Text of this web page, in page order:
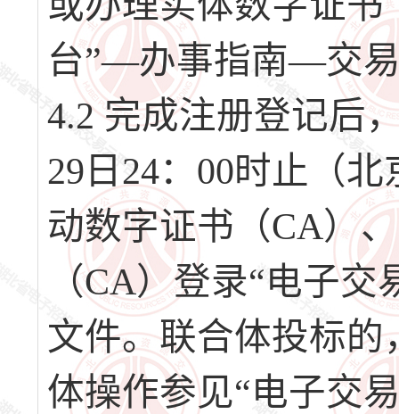
台”—办事指南—交
4.2 完成注册登记后
29日24：00时止（
动数字证书（CA）
（CA）登录“电子
文件。联合体投标
体操作参见“电子交